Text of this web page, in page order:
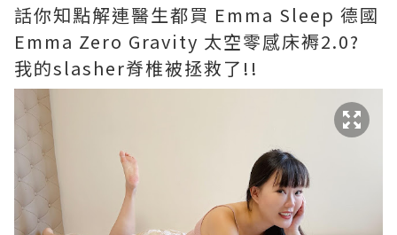
話你知點解連醫生都買 Emma Sleep 德國
Emma Zero Gravity 太空零感床褥2.0?
我的slasher脊椎被拯救了!!